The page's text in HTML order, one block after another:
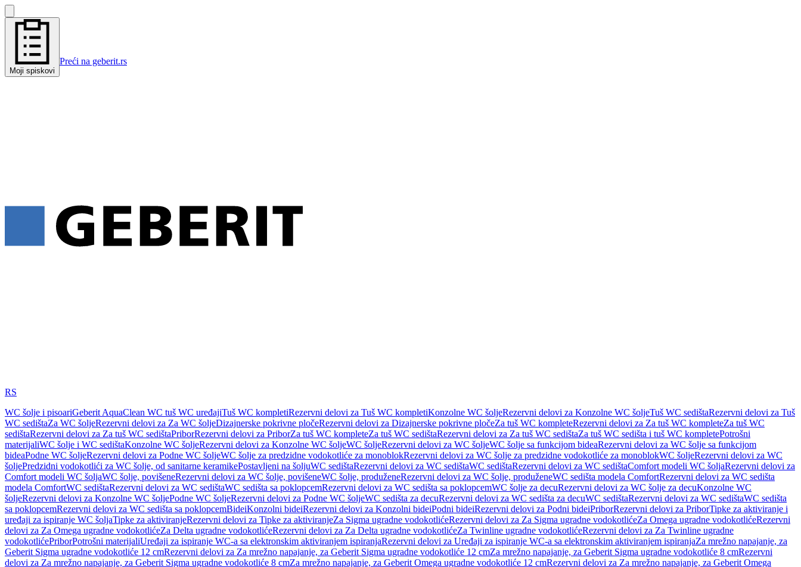
Moji spiskovi
Preći na geberit.rs
RS
WC šolje i pisoariGeberit AquaClean WC tuš WC uređajiTuš WC kompletiRezervni delovi za Tuš WC kompletiKonzolne WC šoljeRezervni delovi za Konzolne WC šoljeTuš WC sedištaRezervni delovi za Tuš
WC sedištaZa WC šoljeRezervni delovi za Za WC šoljeDizajnerske pokrivne pločeRezervni delovi za Dizajnerske pokrivne pločeZa tuš WC kompleteRezervni delovi za Za tuš WC kompleteZa tuš WC
sedištaRezervni delovi za Za tuš WC sedištaPriborRezervni delovi za PriborZa tuš WC kompleteZa tuš WC sedištaRezervni delovi za Za tuš WC sedištaZa tuš WC sedišta i tuš WC kompletePotrošni
materijaliWC šolje i WC sedištaKonzolne WC šoljeRezervni delovi za Konzolne WC šoljeWC šoljeRezervni delovi za WC šoljeWC šolje sa funkcijom bideaRezervni delovi za WC šolje sa funkcijom
bideaPodne WC šoljeRezervni delovi za Podne WC šoljeWC šolje za predzidne vodokotliće za monoblokRezervni delovi za WC šolje za predzidne vodokotliće za monoblokWC šoljeRezervni delovi za WC
šoljePredzidni vodokotlići za WC šolje, od sanitarne keramikePostavljeni na šoljuWC sedištaRezervni delovi za WC sedištaWC sedištaRezervni delovi za WC sedištaComfort modeli WC šoljaRezervni delovi za
Comfort modeli WC šoljaWC šolje, povišeneRezervni delovi za WC šolje, povišeneWC šolje, produženeRezervni delovi za WC šolje, produženeWC sedišta modela ComfortRezervni delovi za WC sedišta
modela ComfortWC sedištaRezervni delovi za WC sedištaWC sedišta sa poklopcemRezervni delovi za WC sedišta sa poklopcemWC šolje za decuRezervni delovi za WC šolje za decuKonzolne WC
šoljeRezervni delovi za Konzolne WC šoljePodne WC šoljeRezervni delovi za Podne WC šoljeWC sedišta za decuRezervni delovi za WC sedišta za decuWC sedištaRezervni delovi za WC sedištaWC sedišta
sa poklopcemRezervni delovi za WC sedišta sa poklopcemBideiKonzolni bideiRezervni delovi za Konzolni bideiPodni bideiRezervni delovi za Podni bideiPriborRezervni delovi za PriborTipke za aktiviranje i
uređaji za ispiranje WC šoljaTipke za aktiviranjeRezervni delovi za Tipke za aktiviranjeZa Sigma ugradne vodokotlićeRezervni delovi za Za Sigma ugradne vodokotlićeZa Omega ugradne vodokotlićeRezervni
delovi za Za Omega ugradne vodokotlićeZa Delta ugradne vodokotlićeRezervni delovi za Za Delta ugradne vodokotlićeZa Twinline ugradne vodokotlićeRezervni delovi za Za Twinline ugradne
vodokotlićePriborPotrošni materijaliUređaji za ispiranje WC-a sa elektronskim aktiviranjem ispiranjaRezervni delovi za Uređaji za ispiranje WC-a sa elektronskim aktiviranjem ispiranjaZa mrežno napajanje, za
Geberit Sigma ugradne vodokotliće 12 cmRezervni delovi za Za mrežno napajanje, za Geberit Sigma ugradne vodokotliće 12 cmZa mrežno napajanje, za Geberit Sigma ugradne vodokotliće 8 cmRezervni
delovi za Za mrežno napajanje, za Geberit Sigma ugradne vodokotliće 8 cmZa mrežno napajanje, za Geberit Omega ugradne vodokotliće 12 cmRezervni delovi za Za mrežno napajanje, za Geberit Omega